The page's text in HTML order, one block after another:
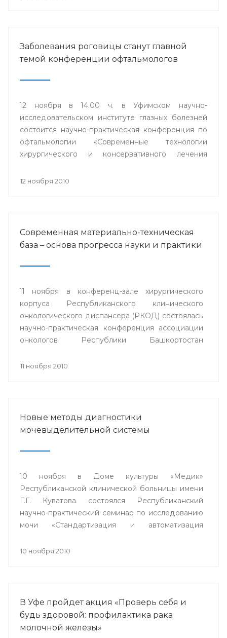
Заболевания роговицы станут главной
темой конференции офтальмологов
12 ноября в 14.00 ч. в Уфимском научно-
исследовательском институте глазных болезней
состоится научно-практическая конференция по
офтальмологии «Современные технологии
хирургического и консервативного лечения
участием.
12 ноября 2010
Современная материально-техническая
база – основа прогресса науки и практики
11 ноября в конференц-зале хирургического
корпуса Республиканского клинического
онкологического диспансера (РКОД) состоялась
научно-практическая конференция ассоциации
онкологов Республики Башкортостан
основа прогресса онкологической науки и
11 ноября 2010
Новые методы диагностики
мочевыделительной системы
10 ноября в Доме культуры «Медик»
Республиканской клинической больницы имени
Г.Г. Куватова состоялся Республиканский
научно-практический семинар по исследованию
мочи «Стандартизация и автоматизация
исследования».
10 ноября 2010
В Уфе пройдет акция «Проверь себя и
будь здоровой: профилактика рака
молочной железы»